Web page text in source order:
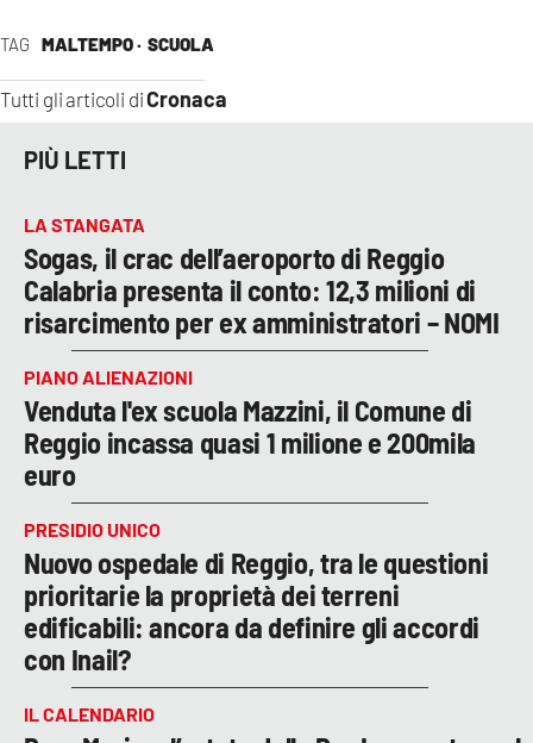
CATANZAROCHANNEL.IT
LACAPITALENEWS.IT
App
APPLE
TAG MALTEMPO · SCUOLA
Tutti gli articoli diCronaca
PIÙ LETTI
LA STANGATA
Sogas, il crac dell’aeroporto di Reggio
Calabria presenta il conto: 12,3 milioni di
risarcimento per ex amministratori – NOMI
PIANO ALIENAZIONI
Venduta l'ex scuola Mazzini, il Comune di
Reggio incassa quasi 1 milione e 200mila
euro
PRESIDIO UNICO
Nuovo ospedale di Reggio, tra le questioni
prioritarie la proprietà dei terreni
edificabili: ancora da definire gli accordi
con Inail?
IL CALENDARIO